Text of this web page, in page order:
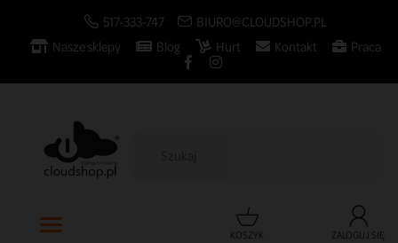
517-333-747
BIURO@CLOUDSHOP.PL
Nasze sklepy
Blog Hurt Kontakt Praca
KOSZYK ZALOGUJ SIĘ